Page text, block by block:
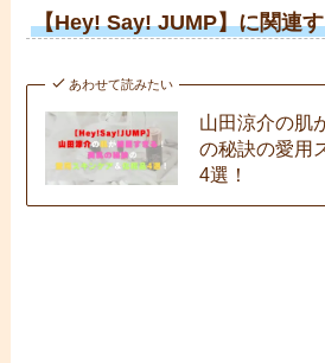
【Hey! Say! JUMP】に関連
あわせて読みたい
山田涼介の肌
の秘訣の愛用
4選！